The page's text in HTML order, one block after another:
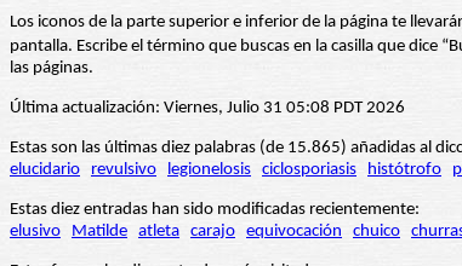
Los iconos de la parte superior e inferior de la página te
pantalla. Escribe el término que buscas en la casilla que
las páginas.
Última actualización: Viernes, Julio 31 05:08 PDT 2026
Estas son las últimas diez palabras (de 15.865) añadidas al
elucidario
revulsivo legionelosis ciclosporiasis histótrofo
Estas diez entradas han sido modificadas recientemente:
elusivo
Matilde atleta carajo equivocación chuico